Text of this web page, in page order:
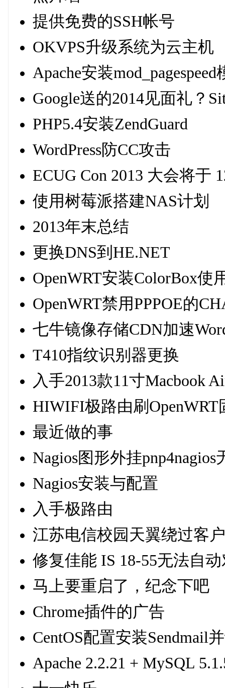
提供免费的SSH帐号
OKVPS升级系统为云主机
Apache安装
Google送的2014见面礼？
PHP5.4安装ZendGuard
WordPress防CC攻击
ECUG Con 2013 大会将于
使用树莓派搭建NAS计划
2013年末总结
更换DNS到HE.NET
OpenWRT安装ColorBox使
OpenWRT禁用PPPOE的
七牛镜像存储CDN加速
T410指纹识别器更换
入手2013款11寸Macbook
HIWIFI极路由刷OpenWRT
最近做的事
Nagios图形外挂
Nagios安装与配置
入手极路由
江苏电信校园天翼绕过客
修复佳能 IS 18-55无法自
马上要重启了，纪念下吧
Chrome插件的广告
CentOS配置安装Sendmail
Apache 2.2.21 + MySQL